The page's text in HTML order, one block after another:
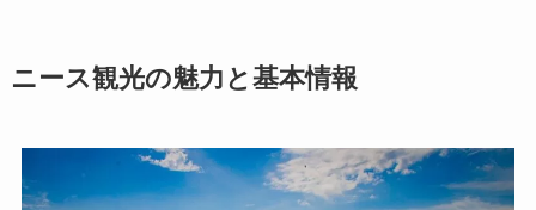
ニース観光の魅力と基本情報